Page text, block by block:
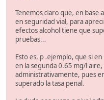
Tenemos claro que, en base
en seguridad vial, para
efectos alcohol tiene que
pruebas...
Esto es, p .ejemplo, que si
en la segunda 0.65 mg/l
administrativamente, pues
superado la tasa penal.